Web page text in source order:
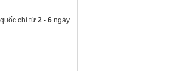
chỉ từ 2 - 6ngày